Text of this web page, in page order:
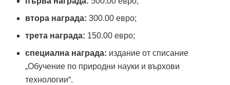
втора награда:300.00 евро;
трета награда: 150.00 евро;
специална награда: издание от списание
„Обучение по природни науки и върхови
технологии“.